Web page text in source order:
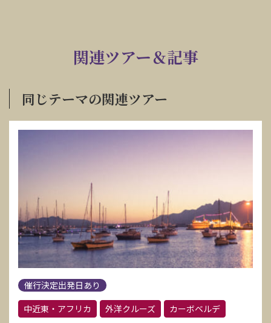
関連ツアー＆記事
同じテーマの関連ツアー
催行決定出発日あり
中近東・アフリカ
外洋クルーズ カーボベルデ